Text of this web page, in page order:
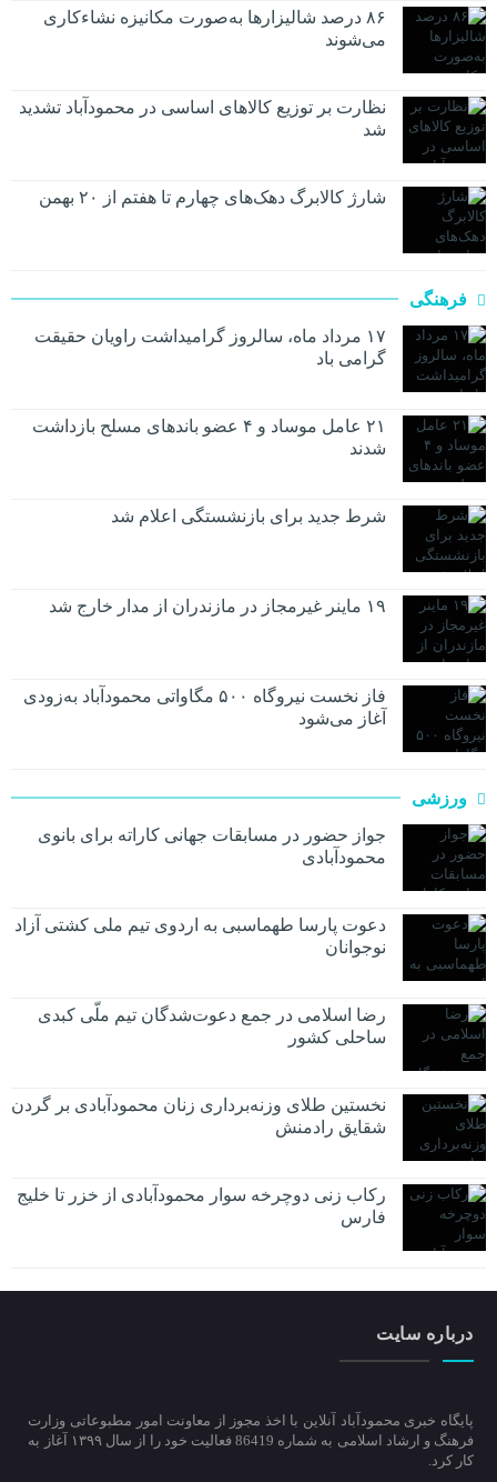
۸۶ درصد شالیزارها به‌صورت مکانیزه نشاءکاری
می‌شوند
نظارت بر توزیع کالا‌های اساسی در محمودآباد تشدید
شد
شارژ کالابرگ دهک‌های چهارم تا هفتم از ۲۰ بهمن
فرهنگی
۱۷ مرداد ماه، سالروز گرامیداشت راویان حقیقت
گرامی باد
۲۱ عامل موساد و ۴ عضو باند‌های مسلح بازداشت
شدند
شرط جدید برای بازنشستگی اعلام شد
۱۹ ماینر غیرمجاز در مازندران از مدار خارج شد
فاز نخست نیروگاه ۵۰۰ مگاواتی محمودآباد به‌زودی
آغاز می‌شود
ورزشی
جواز حضور در مسابقات جهانی کاراته برای بانوی
محمودآبادی
دعوت پارسا طهماسبی به اردوی تیم ملی کشتی آزاد
نوجوانان
رضا اسلامی در جمع دعوت‌شدگان تیم ملّی کبدی
ساحلی کشور
نخستین طلای وزنه‌برداری زنان محمودآبادی بر گردن
شقایق رادمنش
رکاب زنی دوچرخه سوار محمودآبادی از خزر تا خلیج
فارس
درباره سایت
پایگاه خبری محمودآباد آنلاین با اخذ مجوز از معاونت امور مطبوعاتی وزارت
فرهنگ و ارشاد اسلامی به شماره 86419 فعالیت خود را از سال ۱۳۹۹ آغاز به
کار کرد.